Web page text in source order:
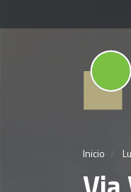
Inicio